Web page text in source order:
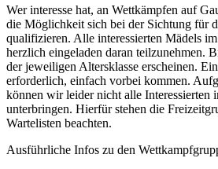
Wer interesse hat, an Wettkämpfen auf
die Möglichkeit sich bei der Sichtung für
qualifizieren. Alle interessierten Mädels
herzlich eingeladen daran teilzunehmen.
der jeweiligen Altersklasse erscheinen.
erforderlich, einfach vorbei kommen.
können wir leider nicht alle Interessierten
unterbringen. Hierfür stehen die
Wartelisten beachten.
Ausführliche Infos zu den